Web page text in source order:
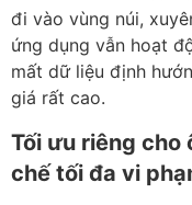
đi vào vùng núi,
ứng dụng vẫn hoạt
mất dữ liệu định
giá rất cao.
Tối ưu riêng cho
chế tối đa vi